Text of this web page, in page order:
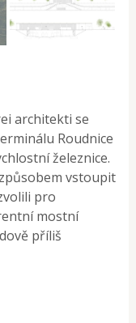
architekti se
Roudnice
železnice.
vstoupit
pro
mostní
příliš